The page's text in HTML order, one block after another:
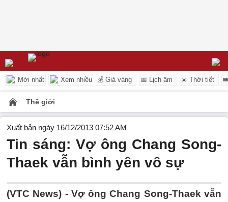
Mới nhất Xem nhiều 💰 Giá vàng 📅 Lịch âm ☀️ Thời tiết
Thế giới
Xuất bản ngày 16/12/2013 07:52 AM
Tin sáng: Vợ ông Chang Song-
Thaek vẫn bình yên vô sự
(VTC News) - Vợ ông Chang Song-Thaek vẫn